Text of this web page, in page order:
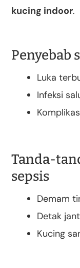
kucing indoor.
Penyebab
Luka
Infeksi
Tanda-
sepsis
Demam
Detak
Kucing